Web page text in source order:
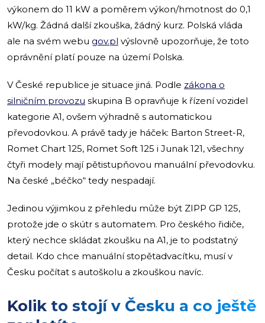
výkonem do 11 kW a poměrem výkon/hmotnost do 0,1
kW/kg. Žádná další zkouška, žádný kurz. Polská vláda
ale na svém webu gov.pl výslovně upozorňuje, že toto
oprávnění platí pouze na území Polska.
V České republice je situace jiná. Podle zákona o
silničním provozu skupina B opravňuje k řízení vozidel
kategorie A1, ovšem výhradně s automatickou
převodovkou. A právě tady je háček: Barton Street-R,
Romet Chart 125, Romet Soft 125 i Junak 121, všechny
čtyři modely mají pětistupňovou manuální převodovku.
Na české „béčko“ tedy nespadají.
Jedinou výjimkou z přehledu může být ZIPP GP 125,
protože jde o skútr s automatem. Pro českého řidiče,
který nechce skládat zkoušku na A1, je to podstatný
detail. Kdo chce manuální stopětadvacítku, musí v
Česku počítat s autoškolu a zkouškou navíc.
Kolik to stojí v Česku a co ještě